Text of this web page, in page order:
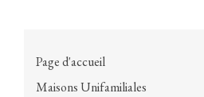
Page d'accueil
Maisons Unifamiliales